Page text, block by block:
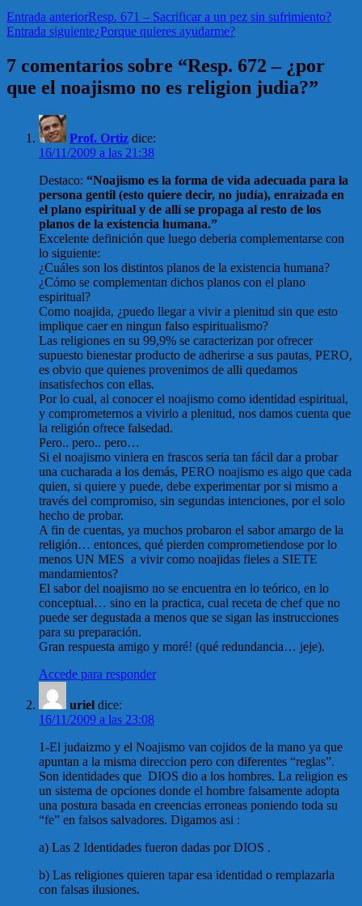
Entrada anteriorResp. 671 – Sacrificar a un pez sin sufrimiento?
Entrada siguiente¿Porque quieres ayudarme?
7 comentarios sobre “Resp. 672 – ¿por
que el noajismo no es religion judia?”
Prof. Ortiz dice:
16/11/2009 a las 21:38
Destaco: “Noajismo es la forma de vida adecuada para la
persona gentil (esto quiere decir, no judía), enraizada en
el plano espiritual y de allí se propaga al resto de los
planos de la existencia humana.”
Excelente definición que luego deberia complementarse con
lo siguiente:
¿Cuáles son los distintos planos de la existencia humana?
¿Cómo se complementan dichos planos con el plano
espiritual?
Como noajida, ¿puedo llegar a vivir a plenitud sin que esto
implique caer en ningun falso espiritualismo?
Las religiones en su 99,9% se caracterizan por ofrecer
supuesto bienestar producto de adherirse a sus pautas, PERO,
es obvio que quienes provenimos de alli quedamos
insatisfechos con ellas.
Por lo cual, al conocer el noajismo como identidad espiritual,
y comprometernos a vivirlo a plenitud, nos damos cuenta que
la religión ofrece falsedad.
Pero.. pero.. pero…
Si el noajismo viniera en frascos seria tan fácil dar a probar
una cucharada a los demás, PERO noajismo es algo que cada
quien, si quiere y puede, debe experimentar por si mismo a
través del compromiso, sin segundas intenciones, por el solo
hecho de probar.
A fin de cuentas, ya muchos probaron el sabor amargo de la
religión… entonces, qué pierden comprometiendose por lo
menos UN MES a vivir como noajidas fieles a SIETE
mandamientos?
El sabor del noajismo no se encuentra en lo teórico, en lo
conceptual… sino en la practica, cual receta de chef que no
puede ser degustada a menos que se sigan las instrucciones
para su preparación.
Gran respuesta amigo y moré! (qué redundancia… jeje).
Accede para responder
uriel dice:
16/11/2009 a las 23:08
1-El judaizmo y el Noajismo van cojidos de la mano ya que
apuntan a la misma direccion pero con diferentes “reglas”.
Son identidades que DIOS dio a los hombres. La religion es
un sistema de opciones donde el hombre falsamente adopta
una postura basada en creencias erroneas poniendo toda su
“fe” en falsos salvadores. Digamos asi :
a) Las 2 Identidades fueron dadas por DIOS .
b) Las religiones quieren tapar esa identidad o remplazarla
con falsas ilusiones.